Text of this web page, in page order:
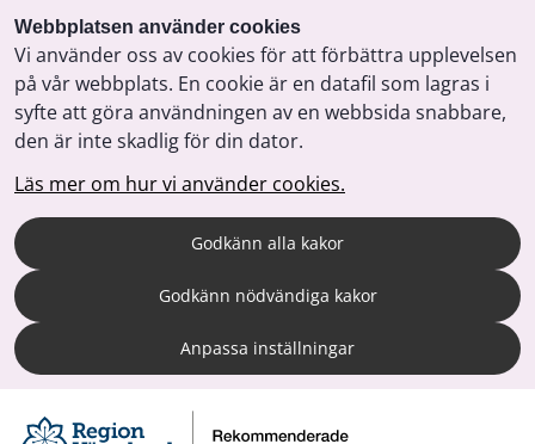
Webbplatsen använder cookies
Vi använder oss av cookies för att förbättra upplevelsen
på vår webbplats. En cookie är en datafil som lagras i
syfte att göra användningen av en webbsida snabbare,
den är inte skadlig för din dator.
Läs mer om hur vi använder cookies.
Godkänn alla kakor
Godkänn nödvändiga kakor
Anpassa inställningar